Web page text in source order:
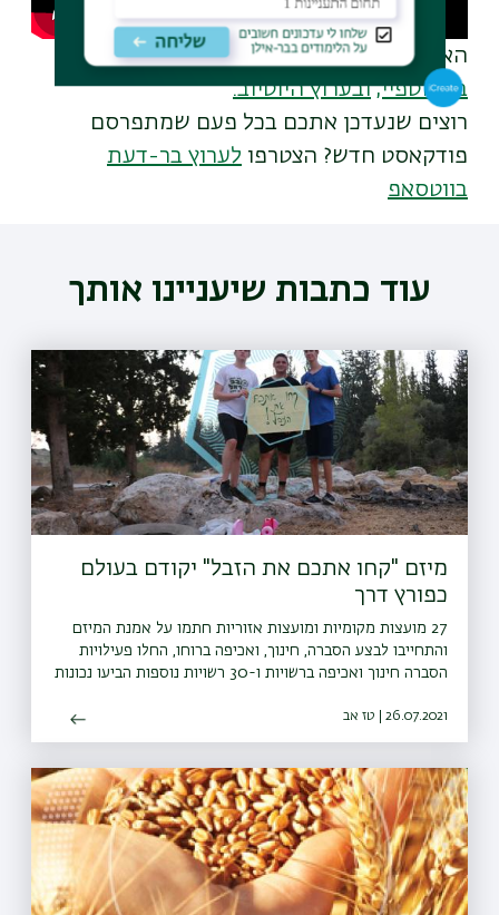
האזינו לפרקים נוספים בפודקאסט בר-דעת
בספוטפיי, ובערוץ היוטיוב.
רוצים שנעדכן אתכם בכל פעם שמתפרסם
פודקאסט חדש? הצטרפו לערוץ בר-דעת
בווטסאפ
עוד כתבות שיעניינו אותך
מיזם "קחו אתכם את הזבל" יקודם בעולם
כפורץ דרך
27 מועצות מקומיות ומועצות אזוריות חתמו על אמנת המיזם
והתחייבו לבצע הסברה, חינוך, ואכיפה ברוחו, החלו פעילויות
הסברה חינוך ואכיפה ברשויות ו-30 רשויות נוספות הביעו נכונות
26.07.2021 | טז אב